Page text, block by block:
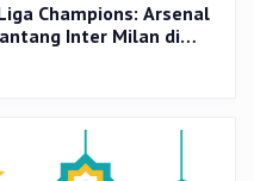
Champions: Arsenal
Inter Milan di